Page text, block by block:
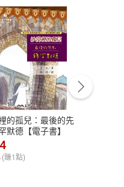
12:00、
假日休息)
的孤兒：最後的先
默德【電子書】
(賺1點)